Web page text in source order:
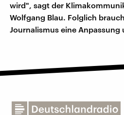
wird", sagt der
Wolfgang Blau. Folglich
Journalismus eine Anpassung